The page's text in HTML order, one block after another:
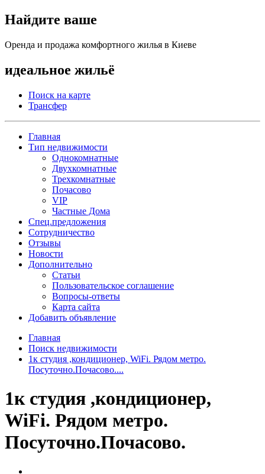
Найдите ваше
Оренда и продажа комфортного жилья в Киеве
идеальное жильё
Поиск на карте
Трансфер
Главная
Тип недвижимости
Однокомнатные
Двухкомнатные
Трехкомнатные
Почасово
VIP
Частные Дома
Спец.предложения
Сотрудничество
Отзывы
Новости
Дополнительно
Статьи
Пользовательское соглашение
Вопросы-ответы
Карта сайта
Добавить объявление
Главная
Поиск недвижимости
1к студия ,кондиционер, WiFi. Рядом метро.
Посуточно.Почасово....
1к студия ,кондиционер,
WiFi. Рядом метро.
Посуточно.Почасово.